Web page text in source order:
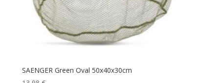
SAENGER Green Oval 50x40x30cm